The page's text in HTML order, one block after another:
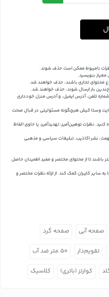
نامربوط ممکن است حذف شوند.
معیار بنویسید.
محتوای تجاری باشند، حذف خواهند شد.
چندین بار ارسال شوند، حذف خواهند شد.
تلفن، آدرس ایمیل، و آدرس منزل خودداری
وستا کیش هیچگونه مسئولیتی در قبال صحت
نظرات توهین‌آمیز، تهدیدآمیز، یا حاوی الفاظ
تهمت، نشر اکاذیب، تبلیغات سیاسی و مذهبی
حداقل شامل 50 کاراکتر و حداکثر 500 کاراکتر باشند تا از محتوای مختصر و مفید اطمینان حاصل
به سایر کاربران کمک کند.از ارائه نظرات مختصر و
صفحه آبی صفحه گرد
تقویم‌دار ۵۰ متر ضد آب
کوارتز (باتری) کلاسیک